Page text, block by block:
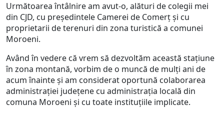
Următoarea întâlnire am avut-o, alături de colegii mei
din CJD, cu președintele Camerei de Comerț și cu
proprietarii de terenuri din zona turistică a comunei
Moroeni.
Având în vedere că vrem să dezvoltăm această stațiune
în zona montană, vorbim de o muncă de mulți ani de
acum înainte și am considerat oportună colaborarea
administrației județene cu administrația locală din
comuna Moroeni și cu toate instituțiile implicate.